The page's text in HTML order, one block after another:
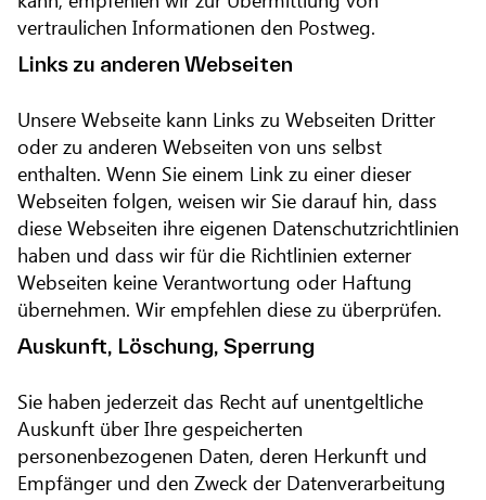
vertraulichen Informationen den Postweg.
Links zu anderen Webseiten
Unsere Webseite kann Links zu Webseiten Dritter
oder zu anderen Webseiten von uns selbst
enthalten. Wenn Sie einem Link zu einer dieser
Webseiten folgen, weisen wir Sie darauf hin, dass
diese Webseiten ihre eigenen Datenschutzrichtlinien
haben und dass wir für die Richtlinien externer
Webseiten keine Verantwortung oder Haftung
übernehmen. Wir empfehlen diese zu überprüfen.
Auskunft, Löschung, Sperrung
Sie haben jederzeit das Recht auf unentgeltliche
Auskunft über Ihre gespeicherten
personenbezogenen Daten, deren Herkunft und
Empfänger und den Zweck der Datenverarbeitung